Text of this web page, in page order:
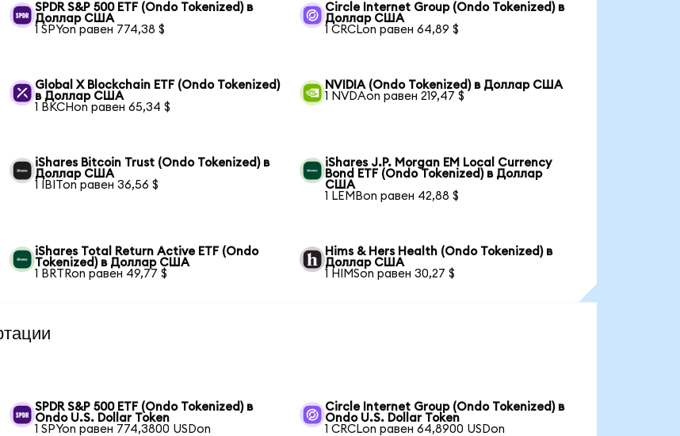
SPDR S&P 500 ETF (Ondo Tokenized) в
Доллар США
1 SPYon равен 774,38 $
Circle Internet Group (Ondo Tokenized) в
Доллар США
1 CRCLon равен 64,89 $
Global X Blockchain ETF (Ondo Tokenized)
в Доллар США
1 BKCHon равен 65,34 $
NVIDIA (Ondo Tokenized) в Доллар США
1 NVDAon равен 219,47 $
iShares Bitcoin Trust (Ondo Tokenized) в
Доллар США
1 IBITon равен 36,56 $
iShares J.P. Morgan EM Local Currency
Bond ETF (Ondo Tokenized) в Доллар
США
1 LEMBon равен 42,88 $
iShares Total Return Active ETF (Ondo
Tokenized) в Доллар США
1 BRTRon равен 49,77 $
Hims & Hers Health (Ondo Tokenized) в
Доллар США
1 HIMSon равен 30,27 $
SPDR S&P 500 ETF (Ondo Tokenized) в
Ondo U.S. Dollar Token
1 SPYon равен 774,3800 USDon
Circle Internet Group (Ondo Tokenized) в
Ondo U.S. Dollar Token
1 CRCLon равен 64,8900 USDon